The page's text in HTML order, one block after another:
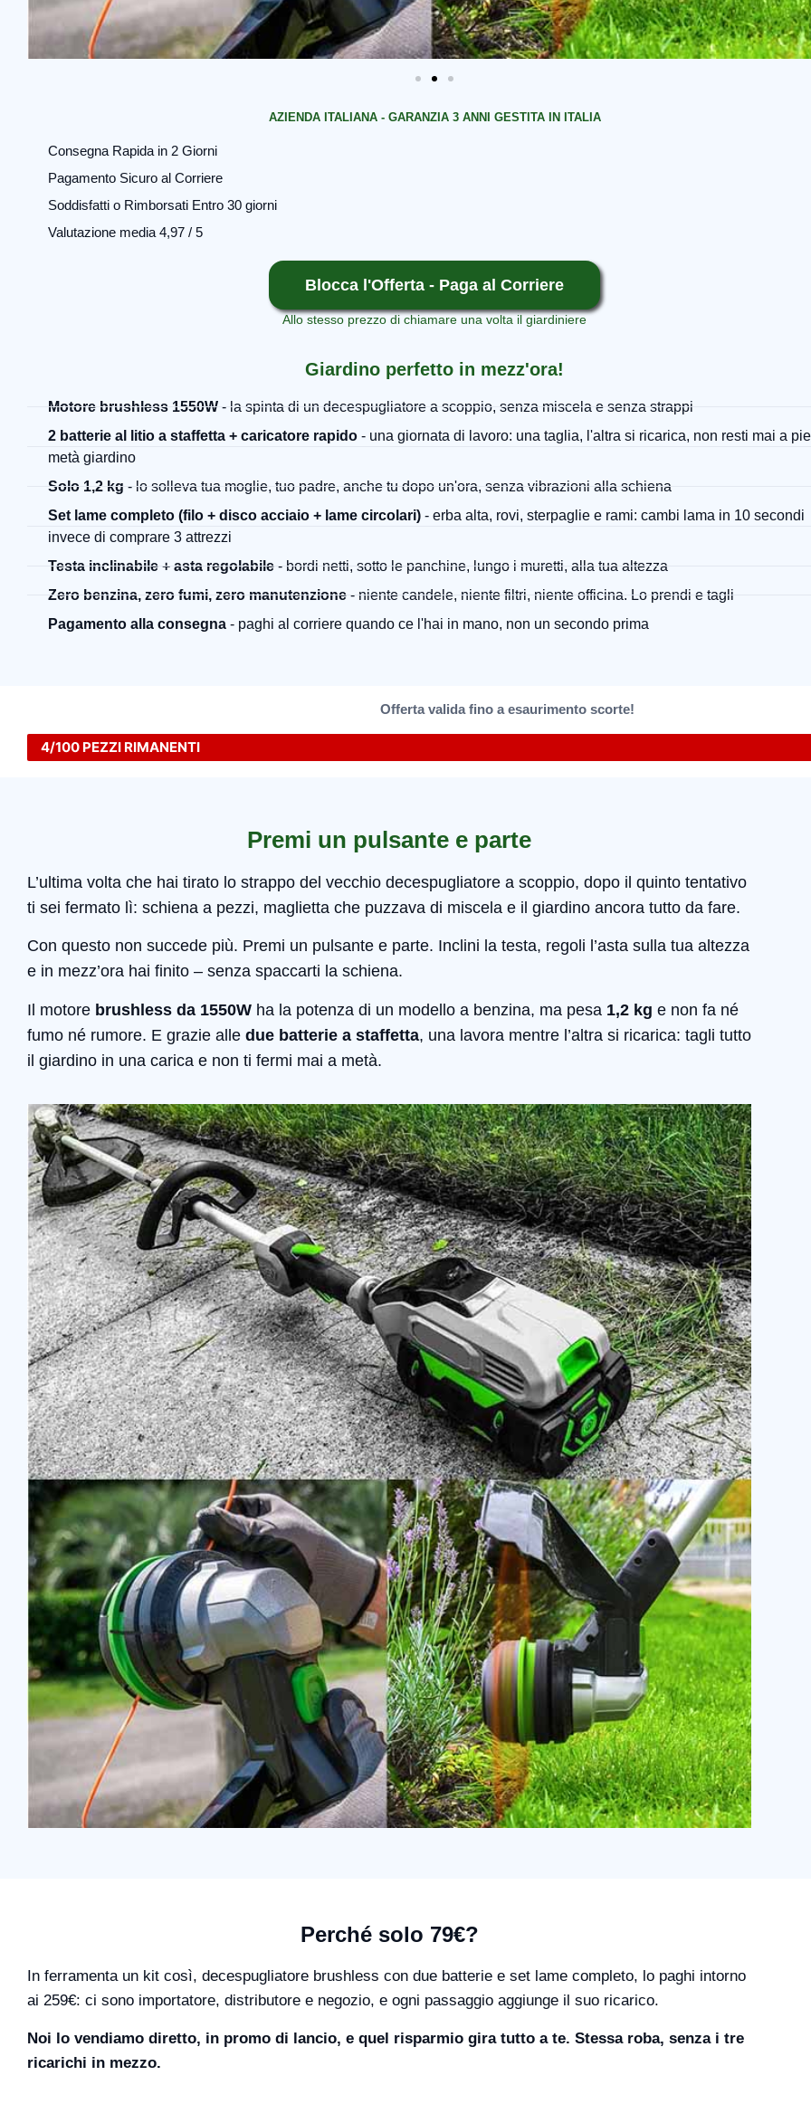
AZIENDA ITALIANA - GARANZIA 3 ANNI GESTITA IN ITALIA
Consegna Rapida in 2 Giorni
Pagamento Sicuro al Corriere
Soddisfatti o Rimborsati Entro 30 giorni
Valutazione media 4,97 / 5
Blocca l'Offerta - Paga al Corriere
Allo stesso prezzo di chiamare una volta il giardiniere
Giardino perfetto in mezz'ora!
Motore brushless 1550W - la spinta di un decespugliatore a scoppio, senza miscela e senza strappi
2 batterie al litio a staffetta + caricatore rapido - una giornata di lavoro: una taglia, l'altra si ricarica, non resti mai a
metà giardino
Solo 1,2 kg - lo solleva tua moglie, tuo padre, anche tu dopo un'ora, senza vibrazioni alla schiena
Set lame completo (filo + disco acciaio + lame circolari) - erba alta, rovi, sterpaglie e rami: cambi lama in 10 secondi
invece di comprare 3 attrezzi
Testa inclinabile + asta regolabile - bordi netti, sotto le panchine, lungo i muretti, alla tua altezza
Zero benzina, zero fumi, zero manutenzione - niente candele, niente filtri, niente officina. Lo prendi e tagli
Pagamento alla consegna - paghi al corriere quando ce l'hai in mano, non un secondo prima
Offerta valida fino a esaurimento scorte!
4/100 PEZZI RIMANENTI
Premi un pulsante e parte
L’ultima volta che hai tirato lo strappo del vecchio decespugliatore a scoppio, dopo il quinto tentativo
ti sei fermato lì: schiena a pezzi, maglietta che puzzava di miscela e il giardino ancora tutto da fare.
Con questo non succede più. Premi un pulsante e parte. Inclini la testa, regoli l’asta sulla tua altezza
e in mezz’ora hai finito – senza spaccarti la schiena.
Il motore brushless da 1550W ha la potenza di un modello a benzina, ma pesa 1,2 kg e non fa né
fumo né rumore. E grazie alle due batterie a staffetta, una lavora mentre l’altra si ricarica: tagli tutto
il giardino in una carica e non ti fermi mai a metà.
Perché solo 79€?
In ferramenta un kit così, decespugliatore brushless con due batterie e set lame completo, lo paghi intorno
ai 259€: ci sono importatore, distributore e negozio, e ogni passaggio aggiunge il suo ricarico.
Noi lo vendiamo diretto, in promo di lancio, e quel risparmio gira tutto a te. Stessa roba, senza i tre
ricarichi in mezzo.